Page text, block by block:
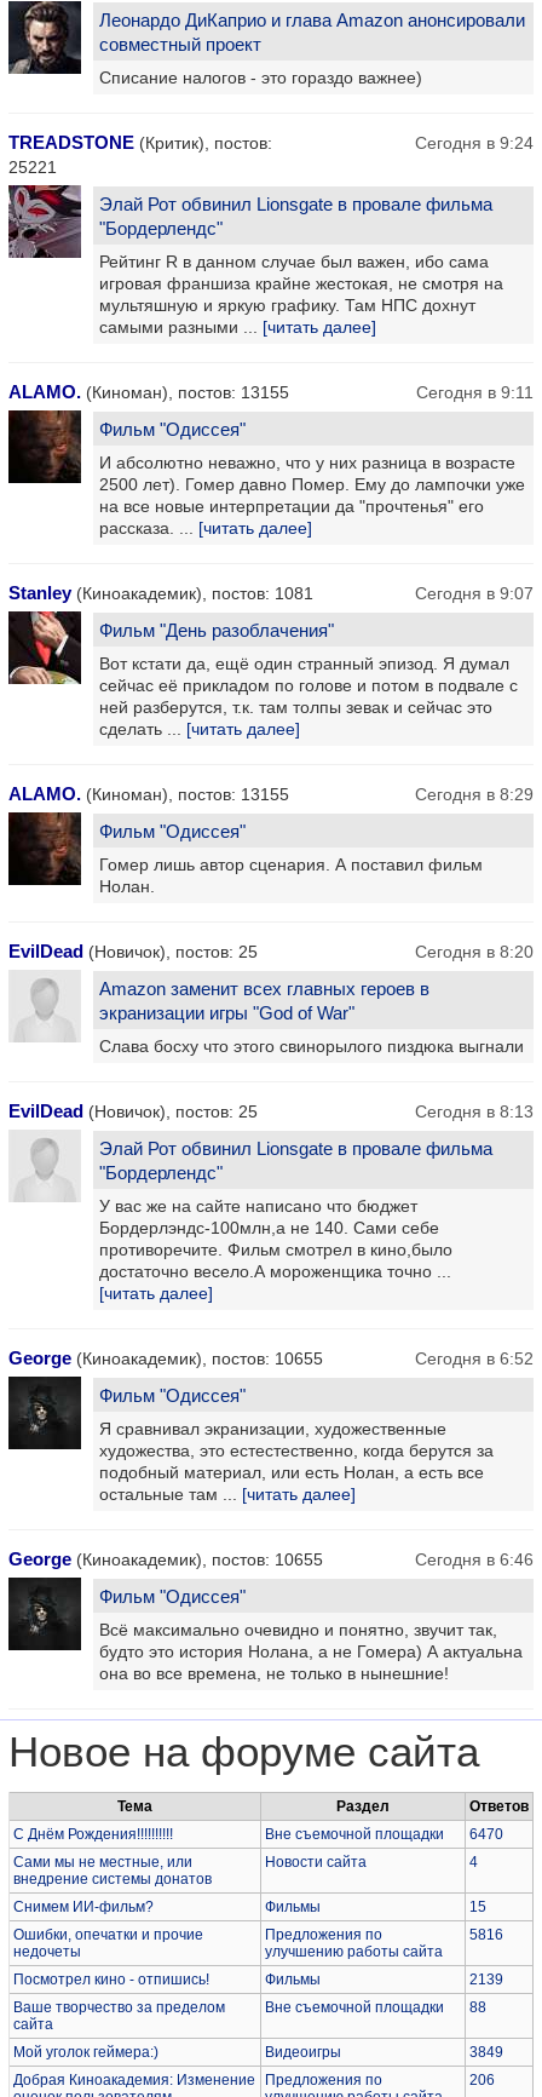
Леонардо ДиКаприо и глава Amazon анонсировали
совместный проект
Списание налогов - это гораздо важнее)
TREADSTONE (Критик), постов:
25221
Сегодня в 9:24
Элай Рот обвинил Lionsgate в провале фильма
"Бордерлендс"
Рейтинг R в данном случае был важен, ибо сама
игровая франшиза крайне жестокая, не смотря на
мультяшную и яркую графику. Там НПС дохнут
самыми разными ... [читать далее]
ALAMO. (Киноман), постов: 13155 Сегодня в 9:11
Фильм "Одиссея"
И абсолютно неважно, что у них разница в возрасте
2500 лет). Гомер давно Помер. Ему до лампочки уже
на все новые интерпретации да "прочтенья" его
рассказа. ... [читать далее]
Stanley(Киноакадемик), постов: 1081 Сегодня в 9:07
Фильм "День разоблачения"
Вот кстати да, ещё один странный эпизод. Я думал
сейчас её прикладом по голове и потом в подвале с
ней разберутся, т.к. там толпы зевак и сейчас это
сделать ... [читать далее]
ALAMO. (Киноман), постов: 13155 Сегодня в 8:29
Фильм "Одиссея"
Гомер лишь автор сценария. А поставил фильм
Нолан.
EvilDead (Новичок), постов: 25 Сегодня в 8:20
Amazon заменит всех главных героев в
экранизации игры "God of War"
Слава босху что этого свинорылого пиздюка выгнали
EvilDead (Новичок), постов: 25 Сегодня в 8:13
Элай Рот обвинил Lionsgate в провале фильма
"Бордерлендс"
У вас же на сайте написано что бюджет
Бордерлэндс-100млн,а не 140. Сами себе
противоречите. Фильм смотрел в кино,было
достаточно весело.А мороженщика точно ...
[читать далее]
George (Киноакадемик), постов: 10655 Сегодня в 6:52
Фильм "Одиссея"
Я сравнивал экранизации, художественные
художества, это естестественно, когда берутся за
подобный материал, или есть Нолан, а есть все
остальные там ... [читать далее]
George (Киноакадемик), постов: 10655 Сегодня в 6:46
Фильм "Одиссея"
Всё максимально очевидно и понятно, звучит так,
будто это история Нолана, а не Гомера) А актуальна
она во все времена, не только в нынешние!
Новое на форуме сайта
Тема Раздел
Ответов
С Днём Рождения!!!!!!!!!!
Вне съемочной площадки
6470
Сами мы не местные, или
внедрение системы донатов
Новости сайта 4
Снимем ИИ-фильм? Фильмы
15
Ошибки, опечатки и прочие
недочеты
Предложения по
улучшению работы сайта
5816
Посмотрел кино - отпишись! Фильмы
2139
Ваше творчество за пределом
сайта
Вне съемочной площадки 88
Мой уголок геймера:) Видеоигры
3849
Добрая Киноакадемия: Изменение
Предложения по
206